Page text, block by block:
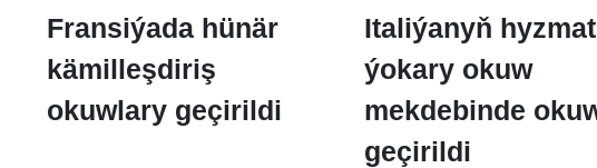
Fransiýada hünär
kämilleşdiriş
okuwlary geçirildi
Italiýanyň
ýokary okuw
mekdebinde
geçirildi